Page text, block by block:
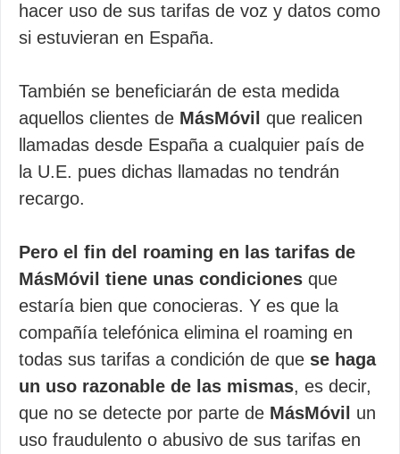
hacer uso de sus tarifas de voz y datos como
si estuvieran en España.
También se beneficiarán de esta medida
aquellos clientes de MásMóvil que realicen
llamadas desde España a cualquier país de
la U.E. pues dichas llamadas no tendrán
recargo.
Pero el fin del roaming en las tarifas de
MásMóvil tiene unas condiciones que
estaría bien que conocieras. Y es que la
compañía telefónica elimina el roaming en
todas sus tarifas a condición de que se haga
un uso razonable de las mismas, es decir,
que no se detecte por parte de MásMóvil
un
uso fraudulento o abusivo de sus tarifas en